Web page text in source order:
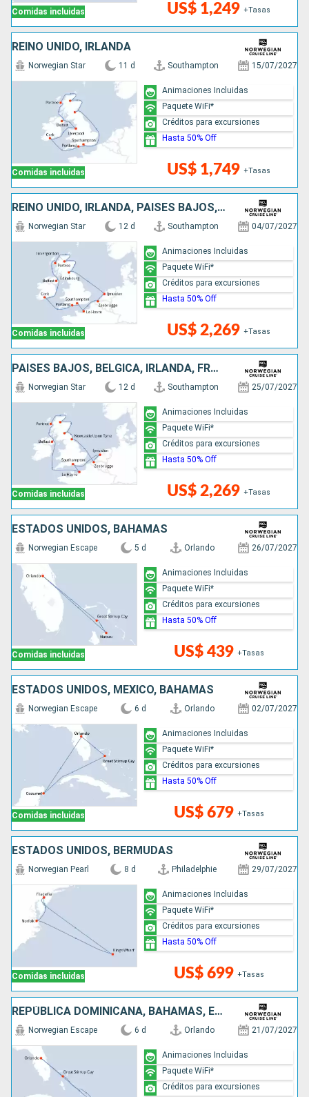
Comidas incluidas US$ 1,249 +Tasas
REINO UNIDO, IRLANDA
Comidas incluidas
Norwegian Star 11 d Southampton 15/07/2027
US$ 1,749 +Tasas
Animaciones Incluidas
Paquete WiFi*
Créditos para excursiones
Hasta 50% Off
REINO UNIDO, IRLANDA, PAISES BAJOS, BÉLGICA, FRANCIA
Comidas incluidas
Norwegian Star 12 d Southampton 04/07/2027
US$ 2,269 +Tasas
Animaciones Incluidas
Paquete WiFi*
Créditos para excursiones
Hasta 50% Off
PAISES BAJOS, BÉLGICA, IRLANDA, FRANCIA, REINO UNIDO
Comidas incluidas
Norwegian Star 12 d Southampton 25/07/2027
US$ 2,269 +Tasas
Animaciones Incluidas
Paquete WiFi*
Créditos para excursiones
Hasta 50% Off
ESTADOS UNIDOS, BAHAMAS
Comidas incluidas
Norwegian Escape 5 d Orlando 26/07/2027
US$ 439 +Tasas
Animaciones Incluidas
Paquete WiFi*
Créditos para excursiones
Hasta 50% Off
ESTADOS UNIDOS, MÉXICO, BAHAMAS
Comidas incluidas
Norwegian Escape 6 d Orlando 02/07/2027
US$ 679 +Tasas
Animaciones Incluidas
Paquete WiFi*
Créditos para excursiones
Hasta 50% Off
ESTADOS UNIDOS, BERMUDAS
Comidas incluidas
Norwegian Pearl 8 d Philadelphie 29/07/2027
US$ 699 +Tasas
Animaciones Incluidas
Paquete WiFi*
Créditos para excursiones
Hasta 50% Off
REPÚBLICA DOMINICANA, BAHAMAS, ESTADOS UNIDOS
Norwegian Escape 6 d Orlando 21/07/2027
Animaciones Incluidas
Paquete WiFi*
Créditos para excursiones